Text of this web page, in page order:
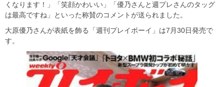
くなります！」「笑顔かわいい」「優乃さんと週プレさんのタッグ
は最高ですね」といった称賛のコメントが送られました。
大原優乃さんが表紙を飾る「週刊プレイボーイ」は7月30日発売で
す。